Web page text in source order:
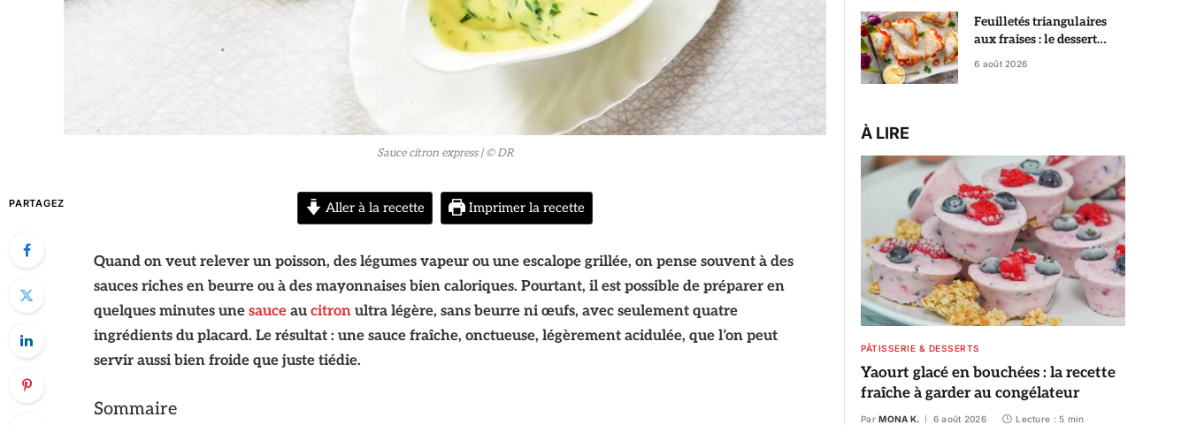
Sauce citron express | © DR
PARTAGEZ Aller à la recette Imprimer la recette
Quand on veut relever un poisson, des légumes vapeur ou une escalope grillée, on pense souvent à des
sauces riches en beurre ou à des mayonnaises bien caloriques. Pourtant, il est possible de préparer en
quelques minutes une sauceau citronultra légère, sans beurre ni œufs, avec seulement quatre
ingrédients du placard. Le résultat : une sauce fraîche, onctueuse, légèrement acidulée, que l’on peut
servir aussi bien froide que juste tiédie.
Sommaire
Feuilletés triangulaires
aux fraises : le dessert
croustillant qui fait croire
6 août 2026
À LIRE
PÂTISSERIE & DESSERTS
Yaourt glacé en bouchées : la recette
fraîche à garder au congélateur
Par MONA K. 6 août 2026 Lecture : 5 min